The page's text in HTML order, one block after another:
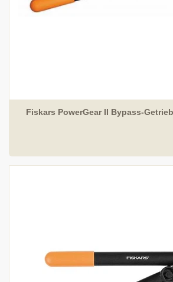
Fiskars PowerGear II Bypass-